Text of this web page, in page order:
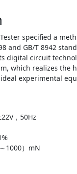
Tester specified a
and GB/T 8942
digital circuit
which realizes the
ideal experimental
，50Hz
1000）mN